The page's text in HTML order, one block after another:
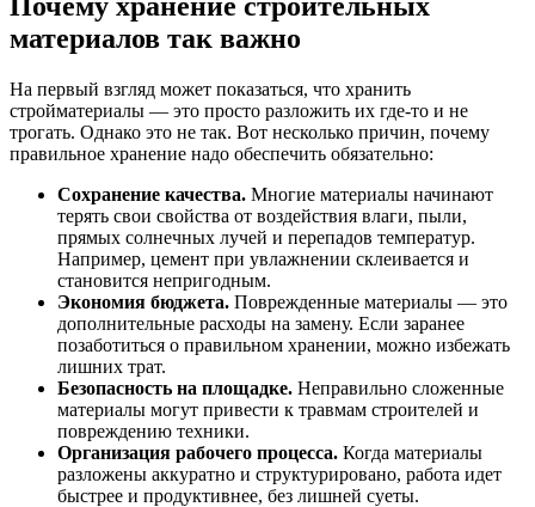
материалов так важно
На первый взгляд может показаться, что хранить
стройматериалы — это просто разложить их где-то и не
трогать. Однако это не так. Вот несколько причин, почему
правильное хранение надо обеспечить обязательно:
Сохранение качества. Многие материалы начинают
терять свои свойства от воздействия влаги, пыли,
прямых солнечных лучей и перепадов температур.
Например, цемент при увлажнении склеивается и
становится непригодным.
Экономия бюджета. Поврежденные материалы — это
дополнительные расходы на замену. Если заранее
позаботиться о правильном хранении, можно избежать
лишних трат.
Безопасность на площадке. Неправильно сложенные
материалы могут привести к травмам строителей и
повреждению техники.
Организация рабочего процесса. Когда материалы
разложены аккуратно и структурировано, работа идет
быстрее и продуктивнее, без лишней суеты.